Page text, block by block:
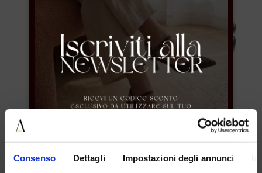
Consenso Dettagli Impostazioni degli annunci
il laccio
€ 169.00 -93.8%
il laccio
Taglie: 36 37 40
€ 149.00 -89.9%